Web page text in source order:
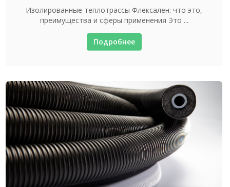
Изолированные теплотрассы Флексален: что это,
преимущества и сферы применения Это ...
Подробнее